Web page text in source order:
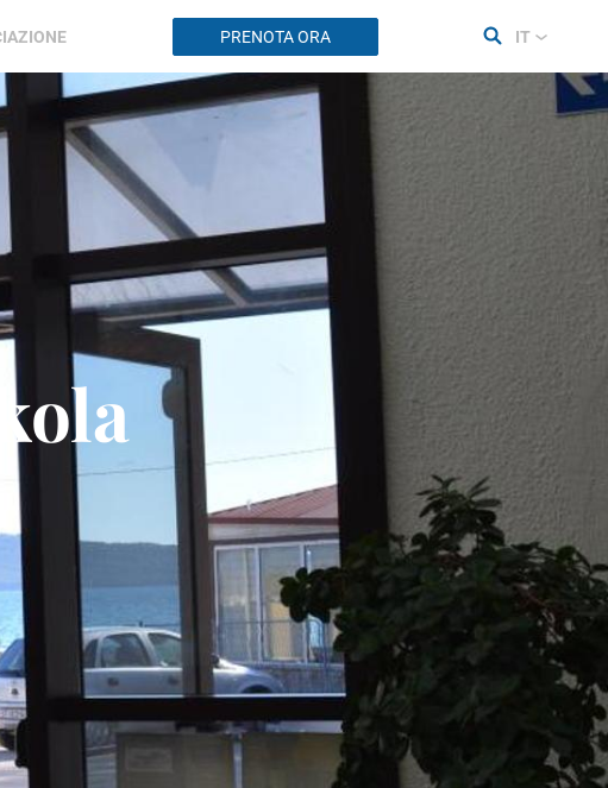
PRENOTA ORA IT